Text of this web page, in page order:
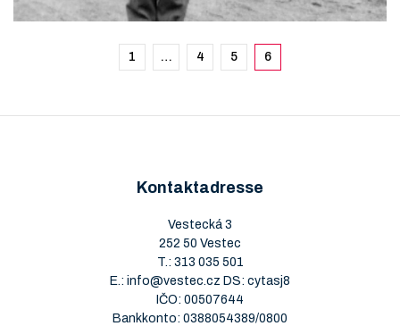
1 … 4 5 6
Kontaktadresse
Vestecká 3
252 50 Vestec
T.: 313 035 501
E.: info@vestec.cz DS: cytasj8
IČO: 00507644
Bankkonto: 0388054389/0800